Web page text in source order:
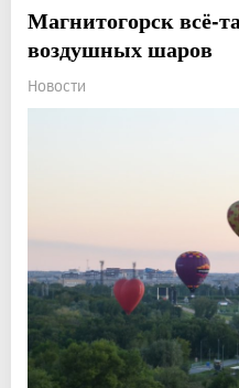
Магнитогорск всё-
воздушных шаров
Новости